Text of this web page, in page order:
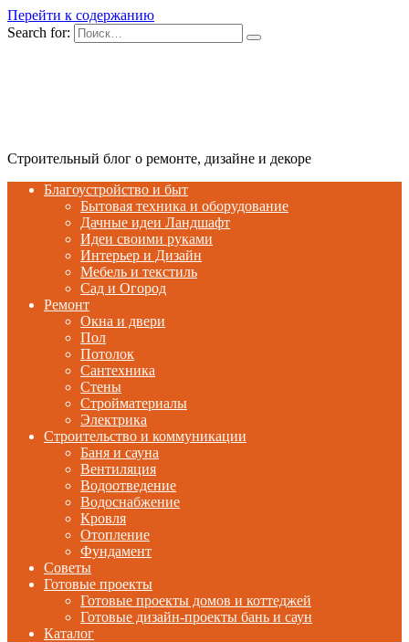
Перейти к содержанию
Search for:
Строительный блог о ремонте, дизайне и декоре
Благоустройство и быт
Бытовая техника и оборудование
Дачные идеи Ландшафт
Идеи своими руками
Интерьер и Дизайн
Мебель и текстиль
Сад и Огород
Ремонт
Окна и двери
Пол
Потолок
Сантехника
Стены
Стройматериалы
Электрика
Строительство и коммуникации
Баня и сауна
Вентиляция
Водоотведение
Водоснабжение
Кровля
Отопление
Фундамент
Советы
Готовые проекты
Готовые проекты домов и коттеджей
Готовые дизайн-проекты бань и саун
Каталог